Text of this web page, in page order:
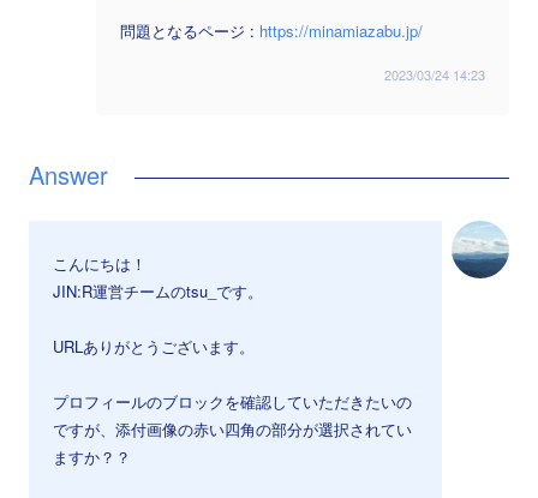
問題となるページ : https://minamiazabu.jp/
2023/03/24 14:23
こんにちは！
JIN:R運営チームのtsu_です。
URLありがとうございます。
プロフィールのブロックを確認していただきたいの
ですが、添付画像の赤い四角の部分が選択されてい
ますか？？